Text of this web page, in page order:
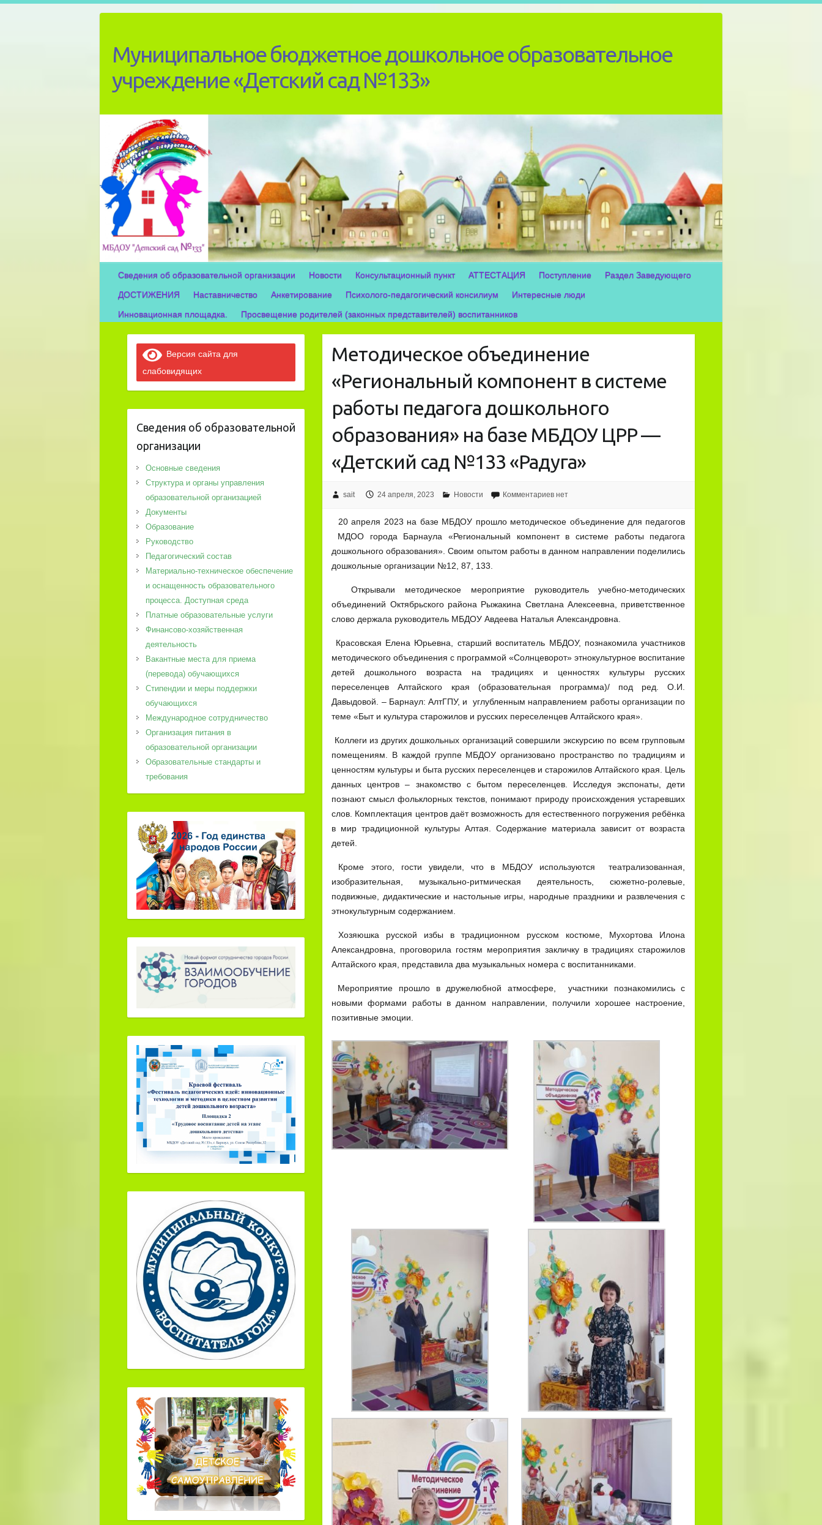
Муниципальное бюджетное дошкольное образовательное
учреждение «Детский сад №133»
Сведения об образовательной организации Новости Консультационный пункт АТТЕСТАЦИЯ Поступление
Раздел Заведующего
ДОСТИЖЕНИЯ
Наставничество Анкетирование Психолого-педагогический консилиум
Интересные люди
Инновационная площадка.
Просвещение родителей (законных представителей) воспитанников
Методическое объединение
«Региональный компонент в системе
работы педагога дошкольного
образования» на базе МБДОУ ЦРР —
«Детский сад №133 «Радуга»
sait 24 апреля, 2023 Новости Комментариев нет
20 апреля 2023 на базе МБДОУ прошло методическое объединение для педагогов
МДОО города Барнаула «Региональный компонент в системе работы педагога
дошкольного образования». Своим опытом работы в данном направлении поделились
дошкольные организации №12, 87, 133.
Открывали методическое мероприятие руководитель учебно-методических
объединений Октябрьского района Рыжакина Светлана Алексеевна, приветственное
слово держала руководитель МБДОУ Авдеева Наталья Александровна.
Красовская Елена Юрьевна, старший воспитатель МБДОУ, познакомила участников
методического объединения с программой «Солнцеворот» этнокультурное воспитание
детей дошкольного возраста на традициях и ценностях культуры русских
переселенцев Алтайского края (образовательная программа)/ под ред. О.И.
Давыдовой. – Барнаул: АлтГПУ, и углубленным направлением работы организации по
теме «Быт и культура старожилов и русских переселенцев Алтайского края».
Коллеги из других дошкольных организаций совершили экскурсию по всем групповым
помещениям. В каждой группе МБДОУ организовано пространство по традициям и
ценностям культуры и быта русских переселенцев и старожилов Алтайского края. Цель
данных центров – знакомство с бытом переселенцев. Исследуя экспонаты, дети
познают смысл фольклорных текстов, понимают природу происхождения устаревших
слов. Комплектация центров даёт возможность для естественного погружения ребёнка
в мир традиционной культуры Алтая. Содержание материала зависит от возраста
детей.
Кроме этого, гости увидели, что в МБДОУ используются театрализованная,
изобразительная, музыкально-ритмическая деятельность, сюжетно-ролевые,
подвижные, дидактические и настольные игры, народные праздники и развлечения с
этнокультурным содержанием.
Хозяюшка русской избы в традиционном русском костюме, Мухортова Илона
Александровна, проговорила гостям мероприятия закличку в традициях старожилов
Алтайского края, представила два музыкальных номера с воспитанниками.
Мероприятие прошло в дружелюбной атмосфере, участники познакомились с
новыми формами работы в данном направлении, получили хорошее настроение,
позитивные эмоции.
Версия сайта для
слабовидящих
Сведения об образовательной
организации
Основные сведения
Структура и органы управления
образовательной организацией
Документы
Образование
Руководство
Педагогический состав
Материально-техническое обеспечение
и оснащенность образовательного
процесса. Доступная среда
Платные образовательные услуги
Финансово-хозяйственная
деятельность
Вакантные места для приема
(перевода) обучающихся
Стипендии и меры поддержки
обучающихся
Международное сотрудничество
Организация питания в
образовательной организации
Образовательные стандарты и
требования